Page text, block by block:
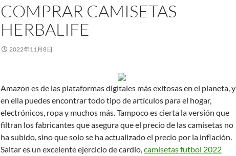
COMPRAR CAMISETAS
HERBALIFE
2022年11月8日
Amazon es de las plataformas digitales más exitosas en el planeta, y
en ella puedes encontrar todo tipo de artículos para el hogar,
electrónicos, ropa y muchos más. Tampoco es cierta la versión que
filtran los fabricantes que asegura que el precio de las camisetas no
ha subido, sino que solo se ha actualizado el precio por la inflación.
Saltar es un excelente ejercicio de cardio,camisetas futbol 2022